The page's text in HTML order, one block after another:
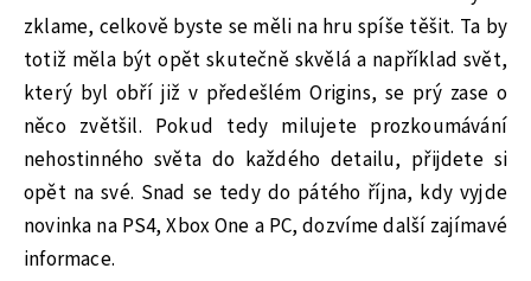
zklame, celkově byste se měli na hru spíše těšit. Ta by
totiž měla být opět skutečně skvělá a například svět,
který byl obří již v předešlém Origins, se prý zase o
něco zvětšil. Pokud tedy milujete prozkoumávání
nehostinného světa do každého detailu, přijdete si
opět na své. Snad se tedy do pátého října, kdy vyjde
novinka na PS4, Xbox One a PC, dozvíme další zajímavé
informace.